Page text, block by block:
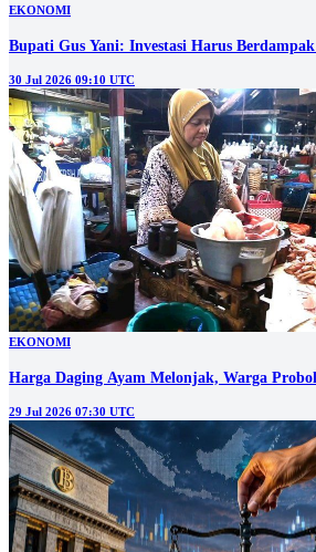
EKONOMI
Bupati Gus Yani: Investasi Harus
30 Jul 2026 09:10 UTC
EKONOMI
Harga Daging Ayam Melonjak, Warga
29 Jul 2026 07:30 UTC